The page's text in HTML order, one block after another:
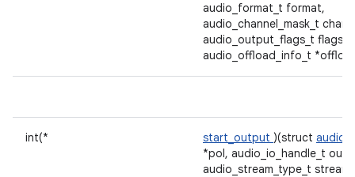
audio_format_t format,
audio_channel_mask_t
audio_output_flags_t flags,
audio_offload_info_t
int(* start_output )(struct
*pol, audio_io_handle_t
audio_stream_type_t stream,